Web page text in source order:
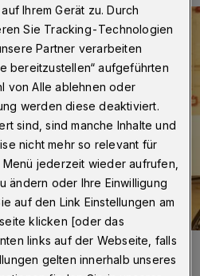
Foto: Wuppertaler Rundschau/Max Höllwarth
und die sieben
Ihrem Gerät zu. Durch
Sie Tracking-Technologien
Partner verarbeiten
bereitzustellen“ aufgeführten
von Alle ablehnen oder
werden diese deaktiviert.
sind, sind manche Inhalte und
nicht mehr so relevant für
jederzeit wieder aufrufen,
ändern oder Ihre Einwilligung
auf den Link Einstellungen am
klicken [oder das
links auf der Webseite, falls
gelten innerhalb unseres